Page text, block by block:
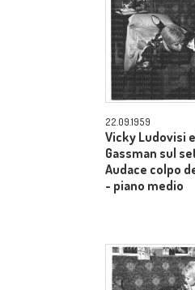
22.09.1959
Vicky Ludovisi
Gassman sul
Audace colpo
- piano medio